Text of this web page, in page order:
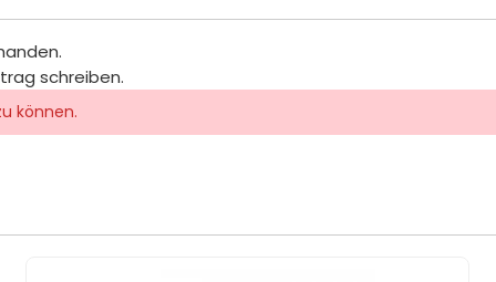
schreiben.
können.